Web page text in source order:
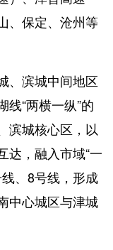
、保定、沧州等
滨城中间地区
“两横一纵”的
滨城核心区，以
达，融入市域“一
、8号线，形成
中心城区与津城